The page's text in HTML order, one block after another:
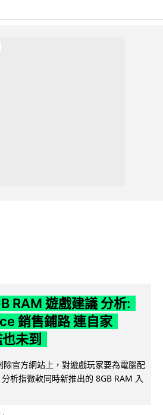
RAM 遊戲建議 分析:
銷售鋪路 連自家
未到
官方網站上，對遊戲玩家要為電腦配
析指微軟同時新推出的 8GB RAM 入